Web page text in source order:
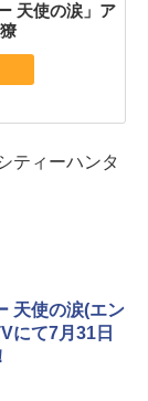
天使の涙」ア
ティーハンタ
天使の涙(エン
にて7月31日